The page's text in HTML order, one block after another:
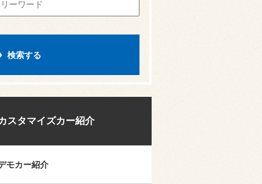
スタマイズカー紹介
モカー紹介